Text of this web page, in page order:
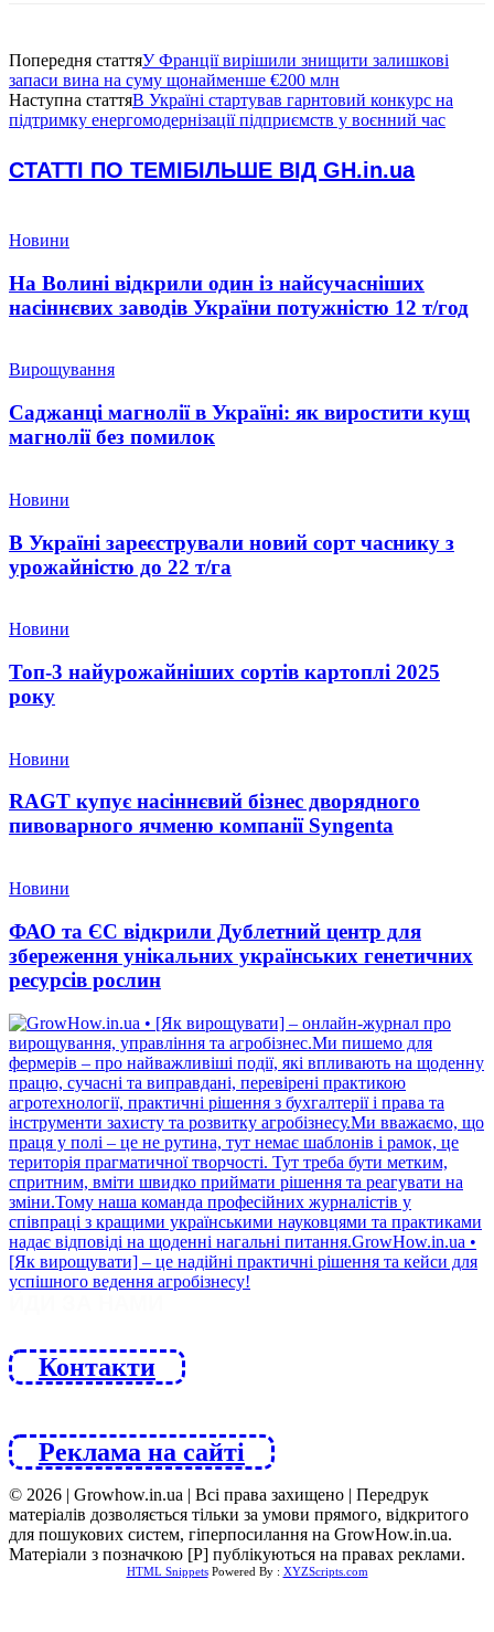
Попередня статтяУ Франції вирішили знищити залишкові
запаси вина на суму щонайменше €200 млн
Наступна статтяВ Україні стартував гарнтовий конкурс на
підтримку енергомодернізації підприємств у воєнний час
СТАТТІ ПО ТЕМІБІЛЬШЕ ВІД GH.in.ua
Новини
На Волині відкрили один із найсучасніших
насіннєвих заводів України потужністю 12 т/год
Вирощування
Саджанці магнолії в Україні: як виростити кущ
магнолії без помилок
Новини
В Україні зареєстрували новий сорт часнику з
урожайністю до 22 т/га
Новини
Топ-3 найурожайніших сортів картоплі 2025
року
Новини
RAGT купує насіннєвий бізнес дворядного
пивоварного ячменю компанії Syngenta
Новини
ФАО та ЄС відкрили Дублетний центр для
збереження унікальних українських генетичних
ресурсів рослин
Контакти
Реклама на сайті
© 2026 | Growhow.in.ua | Всі права захищено | Передрук
матеріалів дозволяється тільки за умови прямого, відкритого
для пошукових систем, гіперпосилання на GrowHow.in.ua.
Матеріали з позначкою [Р] публікуються на правах реклами.
HTML SnippetsPowered By : XYZScripts.com